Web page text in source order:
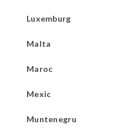
Luxemburg
Malta
Maroc
Mexic
Muntenegru